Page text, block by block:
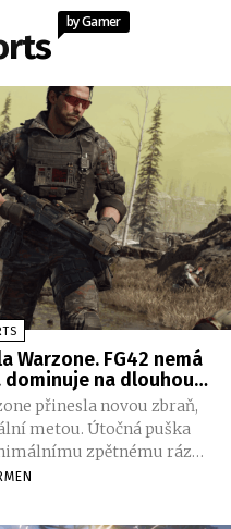
by Gamer
Warzone. FG42 nemá
dominuje na dlouhou
přinesla novou zbraň,
metou. Útočná puška
zpětnému rázu,
poškození na delší
celé sezony.